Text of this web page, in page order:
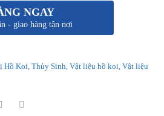
NGAY
- giao hàng tận nơi
Hồ Koi Thủy Sinh Vật liệu hồ koi Vật liệu